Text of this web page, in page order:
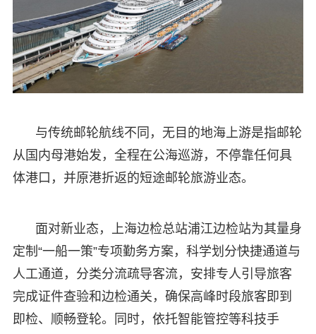
与传统邮轮航线不同，无目的地海上游是指邮轮
从国内母港始发，全程在公海巡游，不停靠任何具
体港口，并原港折返的短途邮轮旅游业态。
面对新业态，上海边检总站浦江边检站为其量身
定制“一船一策”专项勤务方案，科学划分快捷通道与
人工通道，分类分流疏导客流，安排专人引导旅客
完成证件查验和边检通关，确保高峰时段旅客即到
即检、顺畅登轮。同时，依托智能管控等科技手